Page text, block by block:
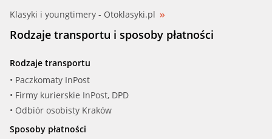
Klasyki i youngtimery - Otoklasyki.pl
Rodzaje transportu i sposoby płatności
Rodzaje transportu
• Paczkomaty InPost
• Firmy kurierskie InPost, DPD
• Odbiór osobisty Kraków
Sposoby płatności